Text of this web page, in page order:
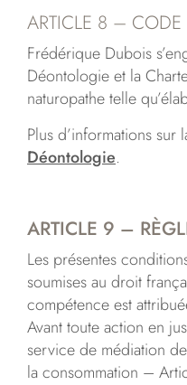
​ARTICLE 8 –
Frédérique Dubois
Déontologie et la
naturopathe telle
Plus d’informations sur
Déontologie.
ARTICLE 9 –
Les présentes
soumises au droit
compétence est
Avant toute action en
service de médiation
la consommation –